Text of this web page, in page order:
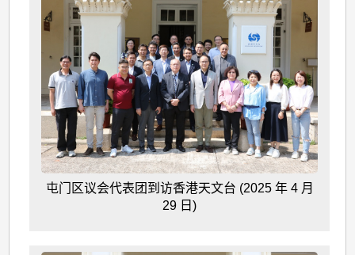
屯门区议会代表团到访香港天文台 (2025 年 4 月
29 日)